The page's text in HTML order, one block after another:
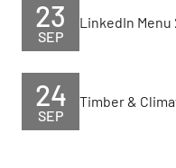
SEP
23 LinkedIn Menu
SEP
24 Timber &